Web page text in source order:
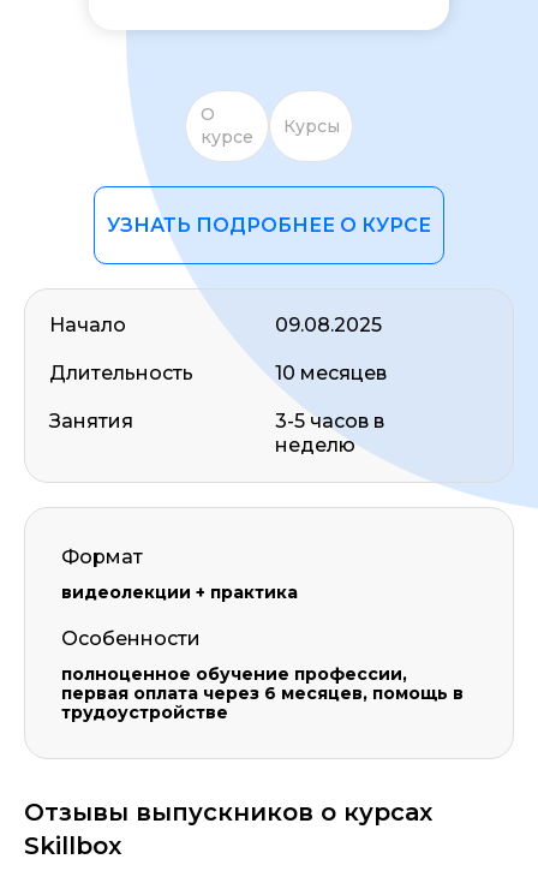
О
курсе
Курсы
УЗНАТЬ ПОДРОБНЕЕ О КУРСЕ
Начало
Длительность
Занятия
09.08.2025
10 месяцев
3-5 часов в
неделю
Формат
видеолекции + практика
Особенности
полноценное обучение профессии,
первая оплата через 6 месяцев, помощь в
трудоустройстве
Отзывы выпускников о курсах
Skillbox